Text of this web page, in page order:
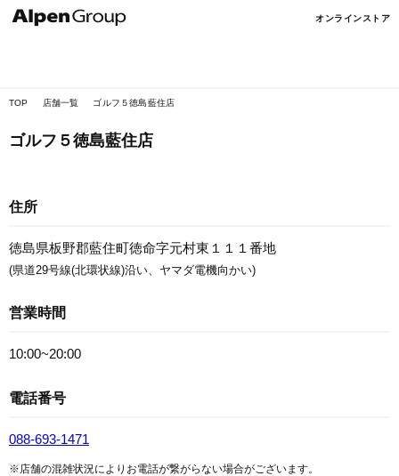
オンラインストア
TOP 店舗一覧 ゴルフ５徳島藍住店
ゴルフ５徳島藍住店
住所
徳島県板野郡藍住町徳命字元村東１１１番地
(県道29号線(北環状線)沿い、ヤマダ電機向かい)
営業時間
10:00~20:00
電話番号
088-693-1471
※店舗の混雑状況によりお電話が繋がらない場合がございます。